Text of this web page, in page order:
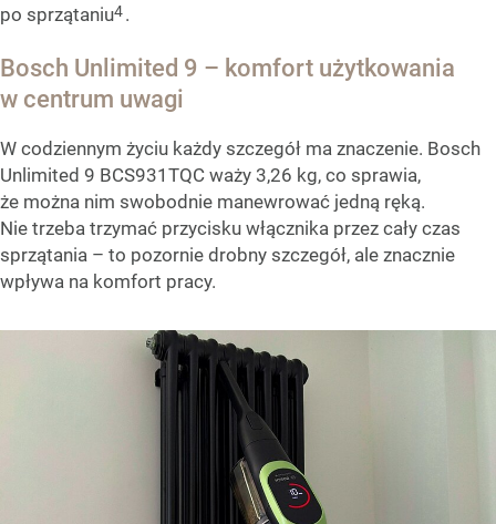
po sprzątaniu4.
Bosch Unlimited 9 – komfort użytkowania
w centrum uwagi
W codziennym życiu każdy szczegół ma znaczenie. Bosch
Unlimited 9 BCS931TQC waży 3,26 kg, co sprawia,
że można nim swobodnie manewrować jedną ręką.
Nie trzeba trzymać przycisku włącznika przez cały czas
sprzątania – to pozornie drobny szczegół, ale znacznie
wpływa na komfort pracy.